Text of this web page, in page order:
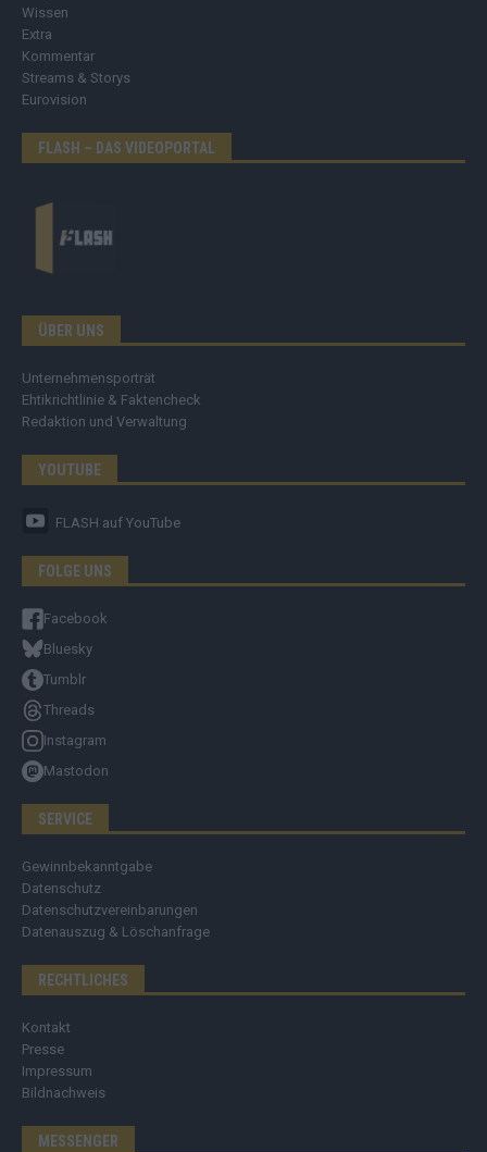
Wissen
Extra
Kommentar
Streams & Storys
Eurovision
FLASH – DAS VIDEOPORTAL
ÜBER UNS
Unternehmensporträt
Ehtikrichtlinie & Faktencheck
Redaktion und Verwaltung
YOUTUBE
FLASH auf YouTube
FOLGE UNS
Facebook
Bluesky
Tumblr
Threads
Instagram
Mastodon
SERVICE
Gewinnbekanntgabe
Datenschutz
Datenschutzvereinbarungen
Datenauszug & Löschanfrage
RECHTLICHES
Kontakt
Presse
Impressum
Bildnachweis
MESSENGER